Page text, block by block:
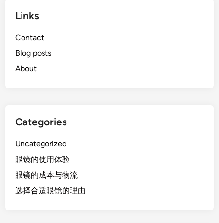
Links
Contact
Blog posts
About
Categories
Uncategorized
眼镜的使用体验
眼镜的成本与物流
选择合适眼镜的理由